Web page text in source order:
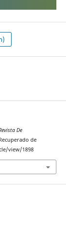
De
de
view/1898